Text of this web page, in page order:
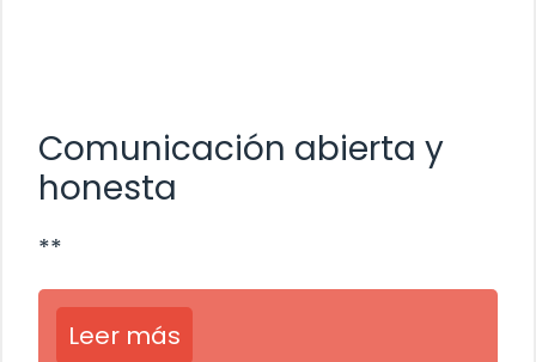
Comunicación abierta y
honesta
**
Leer más